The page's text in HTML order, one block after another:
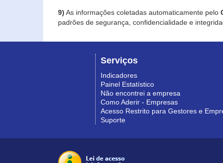
9) As informações coletadas automaticamente pelo
padrões de segurança, confidencialidade e
Serviços
Indicadores
Painel Estatístico
Não encontrei a empresa
Como Aderir - Empresas
Acesso Restrito para Gestores e
Suporte